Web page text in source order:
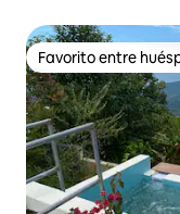
Favorito entre
Favorito entre